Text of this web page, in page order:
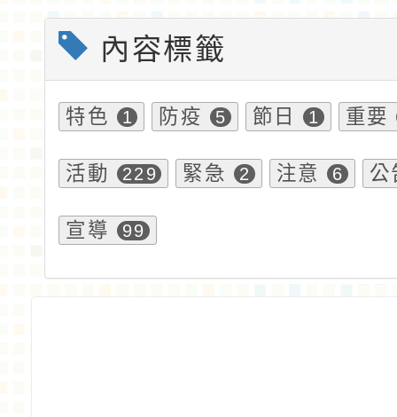
內容標籤
特色 1 防疫 5 節日 1 重要
活動 229 緊急 2 注意 6 公
宣導 99